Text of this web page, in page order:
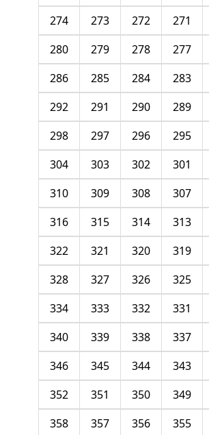
271
272
273
274
277
278
279
280
283
284
285
286
289
290
291
292
295
296
297
298
301
302
303
304
307
308
309
310
313
314
315
316
319
320
321
322
325
326
327
328
331
332
333
334
337
338
339
340
343
344
345
346
349
350
351
352
355
356
357
358